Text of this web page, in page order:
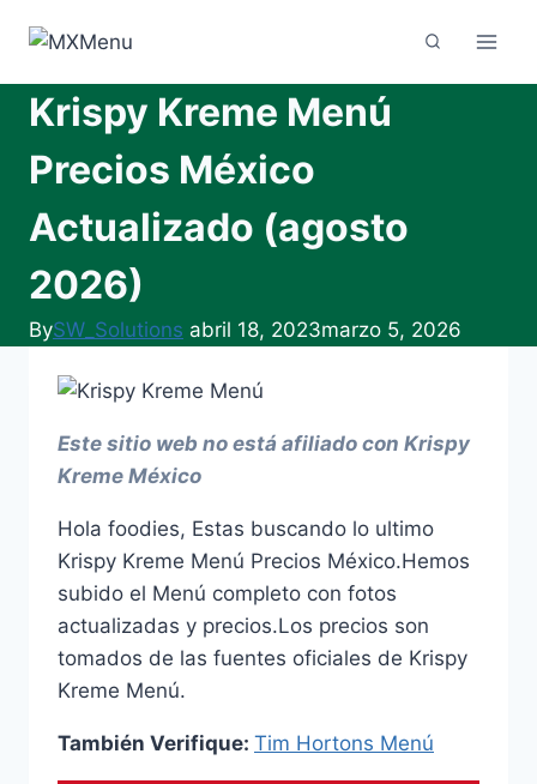
content
Krispy Kreme Menú
Precios México
Actualizado (agosto
2026)
BySW_Solutions abril 18, 2023marzo 5, 2026
Este sitio web no está afiliado con Krispy
Kreme México
Hola foodies, Estas buscando lo ultimo
Krispy Kreme Menú Precios México.Hemos
subido el Menú completo con fotos
actualizadas y precios.Los precios son
tomados de las fuentes oficiales de Krispy
Kreme Menú.
También Verifique: Tim Hortons Menú